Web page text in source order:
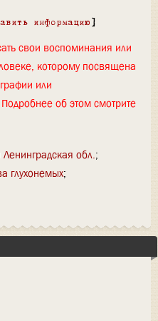
информацию ]
свои воспоминания или
которому посвящена
или
об этом смотрите
Ленинградская обл.
глухонемых